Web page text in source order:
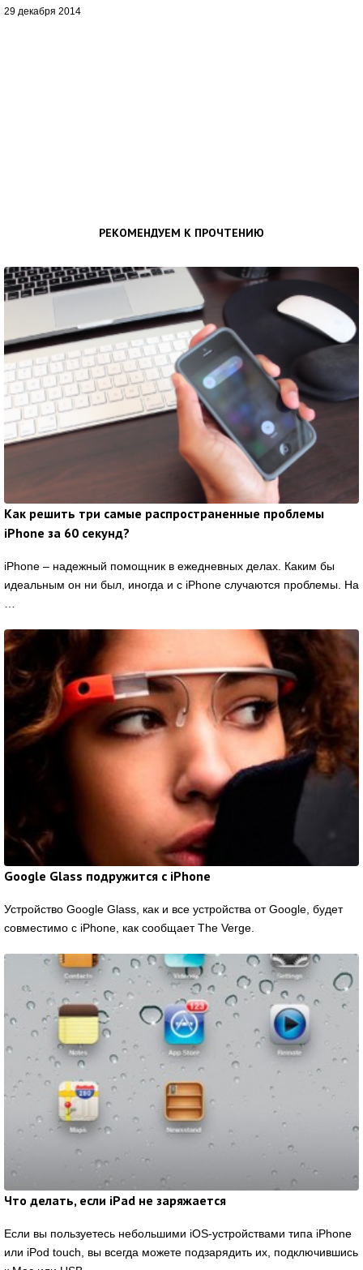
29 декабря 2014
РЕКОМЕНДУЕМ К ПРОЧТЕНИЮ
Как решить три самые распространенные проблемы
iPhone за 60 секунд?
iPhone – надежный помощник в ежедневных делах. Каким бы
идеальным он ни был, иногда и с iPhone случаются проблемы. На
Google Glass подружится с iPhone
Устройство Google Glass, как и все устройства от Google, будет
совместимо с iPhone, как сообщает The Verge.
Что делать, если iPad не заряжается
Если вы пользуетесь небольшими iOS-устройствами типа iPhone
или iPod touch, вы всегда можете подзарядить их, подключившись